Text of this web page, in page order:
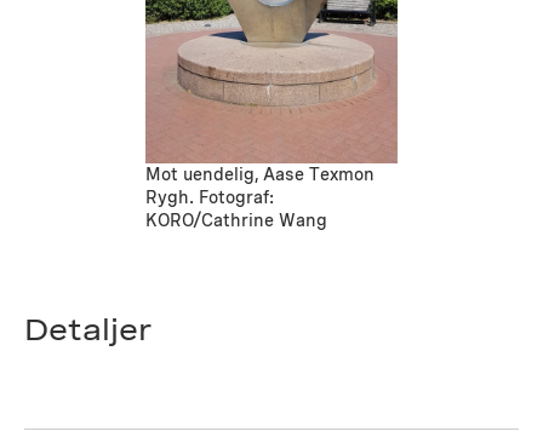
Mot uendelig, Aase Texmon
Rygh. Fotograf:
KORO/Cathrine Wang
Detaljer